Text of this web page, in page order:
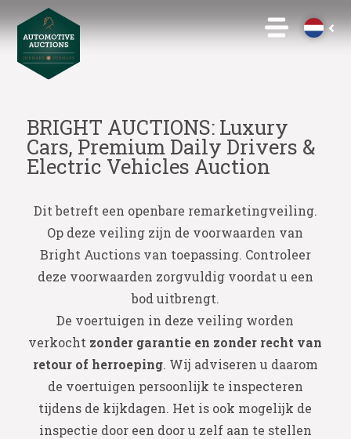
BRIGHT AUCTIONS: Luxury
Cars, Premium Daily Drivers &
Electric Vehicles Auction
Dit betreft een openbare remarketingveiling.
Op deze veiling zijn de voorwaarden van
Bright Auctions van toepassing. Controleer
deze voorwaarden zorgvuldig voordat u een
bod uitbrengt.
De voertuigen in deze veiling worden
verkocht zonder garantie en zonder recht van
retour of herroeping. Wij adviseren u daarom
de voertuigen persoonlijk te inspecteren
tijdens de kijkdagen. Het is ook mogelijk de
inspectie door een door u zelf aan te stellen